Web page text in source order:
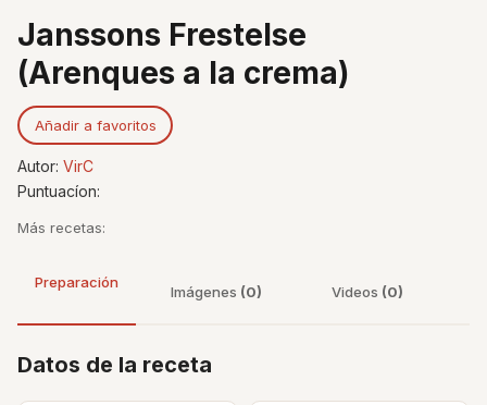
Janssons Frestelse
(Arenques a la crema)
Añadir a favoritos
Autor: VirC
Puntuacíon:
Más recetas:
Preparación
Imágenes (0) Videos (0)
Datos de la receta